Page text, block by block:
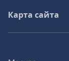
Карта сайта